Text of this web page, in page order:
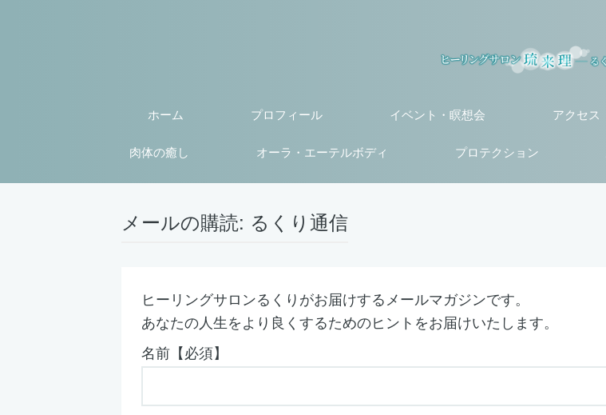
ホーム プロフィール イベント・瞑想会 アクセス
肉体の癒し オーラ・エーテルボディ プロテクション
メールの購読: るくり通信
ヒーリングサロンるくりがお届けするメールマガジンです。
あなたの人生をより良くするためのヒントをお届けいたします。
名前【必須】